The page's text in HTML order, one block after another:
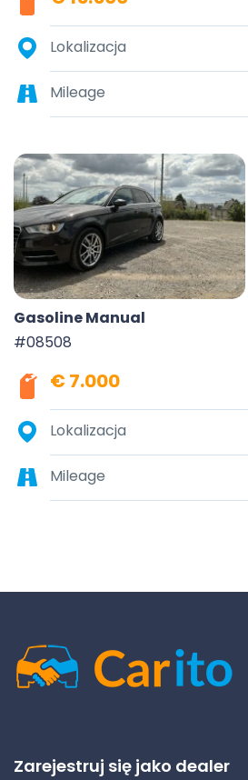
Lokalizacja
Mileage
Gasoline Manual
#08508
€ 7.000
Lokalizacja
Mileage
Zarejestruj się jako dealer